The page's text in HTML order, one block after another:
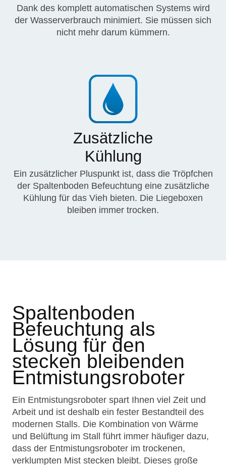
Dank des komplett automatischen Systems wird
der Wasserverbrauch minimiert. Sie müssen sich
nicht mehr darum kümmern.
Zusätzliche
Kühlung
Ein zusätzlicher Pluspunkt ist, dass die Tröpfchen
der Spaltenboden Befeuchtung eine zusätzliche
Kühlung für das Vieh bieten. Die Liegeboxen
bleiben immer trocken.
Spaltenboden
Befeuchtung als
Lösung für den
stecken bleibenden
Entmistungsroboter
Ein Entmistungsroboter spart Ihnen viel Zeit und
Arbeit und ist deshalb ein fester Bestandteil des
modernen Stalls. Die Kombination von Wärme
und Belüftung im Stall führt immer häufiger dazu,
dass der Entmistungsroboter im trockenen,
verklumpten Mist stecken bleibt. Dieses große